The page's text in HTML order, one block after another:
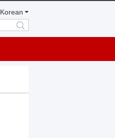
Korean
search